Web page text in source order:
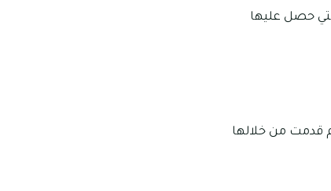
حصل عليها
لديها خبرة كبيرة ساعدت في انتشارها وتميزها، حيث أنها تمتلك خبرة حوالى ١٦ عام قدمت من خلالها